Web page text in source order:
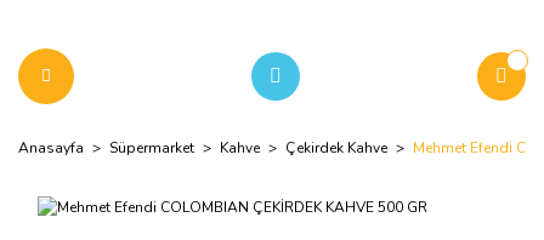
Anasayfa Süpermarket Kahve Çekirdek Kahve Mehmet Efendi